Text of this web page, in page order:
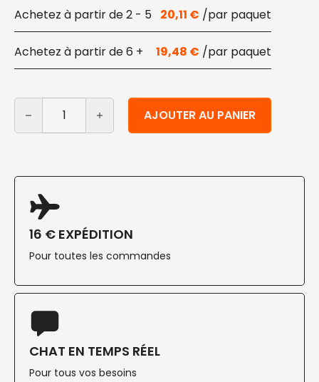
2 - 5 20,11 €
6 + 19,48 €
quantité de Barquettes alimentaires à deux
AJOUTER AU PANIER
Alternative:
16 € EXPÉDITION
Pour toutes les commandes
CHAT EN TEMPS RÉEL
Pour tous vos besoins